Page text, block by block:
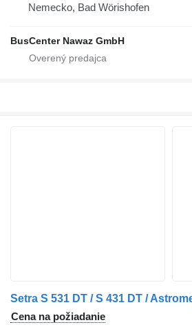
Nemecko, Bad Wörishofen
BusCenter Nawaz GmbH
Setra S 531 DT / S 431 DT /
Cena na požiadanie